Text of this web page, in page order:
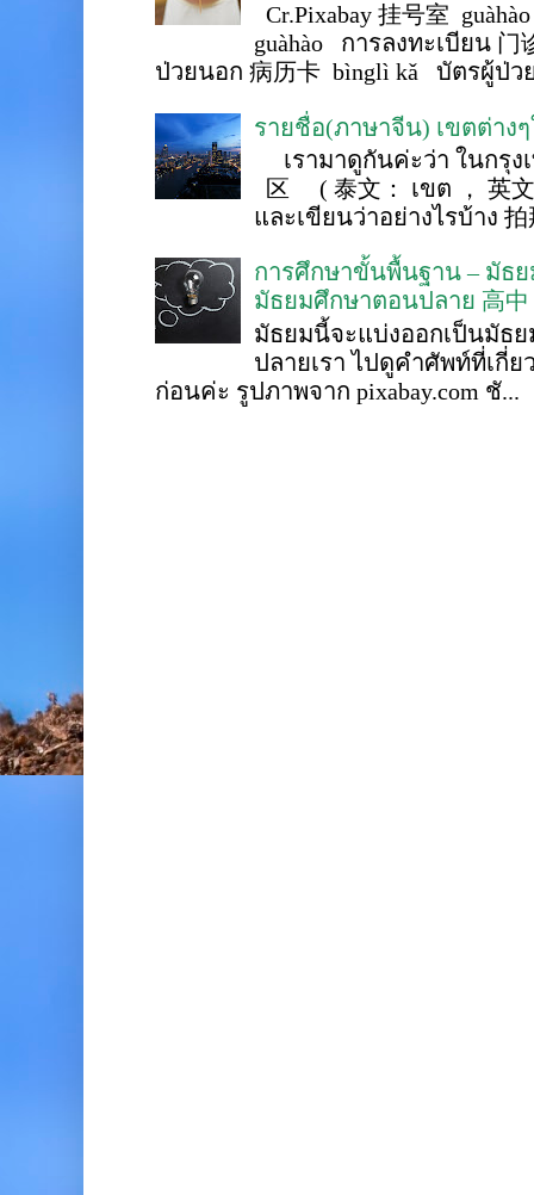
Cr.Pixabay 挂号室
guàhào การลงทะเบียน 门
ป่วยนอก 病历卡 bìnglì kǎ บัตรผู้ป่ว
รายชื่อ(ภาษาจีน) เขตต่าง
เรามาดูกันค่ะว่า ในกรุง
区 ( 泰文： เขต ， 英
และเขียนว่าอย่างไรบ้าง 拍
การศึกษาขั้นพื้นฐาน – มัธ
มัธยมศึกษาตอนปลาย 高中
มัธยมนี้จะแบ่งออกเป็นมัธ
ปลายเรา ไปดูคำศัพท์ที่เกี่
ก่อนค่ะ รูปภาพจาก pixabay.com ชั...